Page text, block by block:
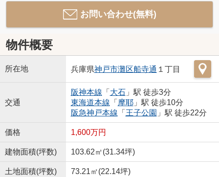
お問い合わせ(無料)
物件概要
所在地 兵庫県神戸市灘区船寺通 １丁目
交通
阪神本線 「 大石」駅 徒歩3分
東海道本線 「 摩耶」駅 徒歩10分
阪急神戸本線 「 王子公園 」駅 徒歩22分
価格 1,600万円
建物面積(坪数) 103.62㎡(31.34坪)
土地面積(坪数) 73.21㎡(22.14坪)